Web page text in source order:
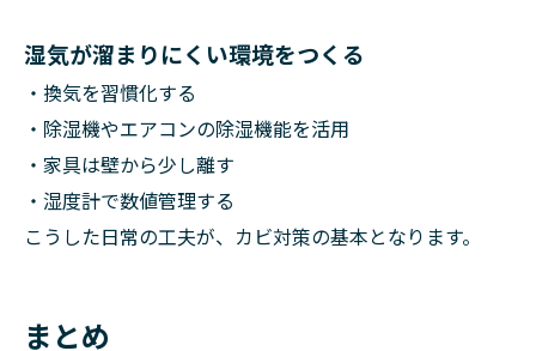
湿気が溜まりにくい環境をつくる
・換気を習慣化する
・除湿機やエアコンの除湿機能を活用
・家具は壁から少し離す
・湿度計で数値管理する
こうした日常の工夫が、カビ対策の基本となります。
まとめ